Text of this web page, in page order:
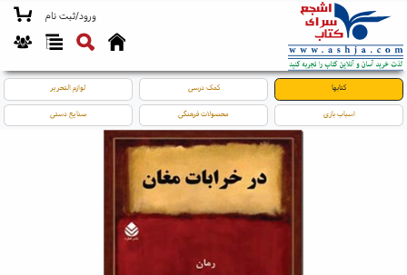
ورود/ثبت نام
کتابها کمک درسی لوازم التحریر
اسباب بازی محصولات فرهنگی صنایع دستی